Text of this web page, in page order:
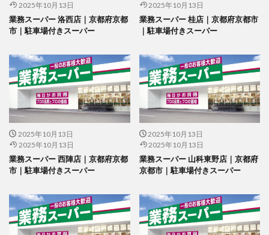
2025年10月13日
業務スーパー 洛西店｜京都府京都
市｜駐車場付きスーパー
2025年10月13日
業務スーパー 桂店｜京都府京都市
｜駐車場付きスーパー
2025年10月13日
2025年10月13日
業務スーパー 西陣店｜京都府京都
市｜駐車場付きスーパー
2025年10月13日
2025年10月13日
業務スーパー 山科東野店｜京都府
京都市｜駐車場付きスーパー